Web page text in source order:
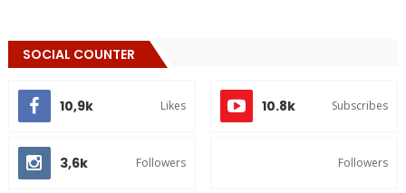
SOCIAL COUNTER
10,9k Likes 10.8k Subscribes
3,6k Followers Followers